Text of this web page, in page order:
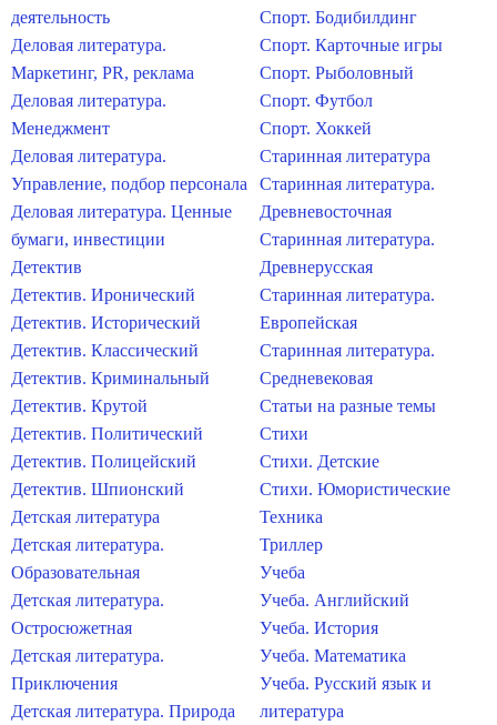
деятельность
Деловая литература.
Маркетинг, PR, реклама
Деловая литература.
Менеджмент
Деловая литература.
Управление, подбор персонала
Деловая литература. Ценные
бумаги, инвестиции
Детектив
Детектив. Иронический
Детектив. Исторический
Детектив. Классический
Детектив. Криминальный
Детектив. Крутой
Детектив. Политический
Детектив. Полицейский
Детектив. Шпионский
Детская литература
Детская литература.
Образовательная
Детская литература.
Остросюжетная
Детская литература.
Приключения
Детская литература. Природа
Спорт. Бодибилдинг
Спорт. Карточные игры
Спорт. Рыболовный
Спорт. Футбол
Спорт. Хоккей
Старинная литература
Старинная литература.
Древневосточная
Старинная литература.
Древнерусская
Старинная литература.
Европейская
Старинная литература.
Средневековая
Статьи на разные темы
Стихи
Стихи. Детские
Стихи. Юмористические
Техника
Триллер
Учеба
Учеба. Английский
Учеба. История
Учеба. Математика
Учеба. Русский язык и
литература